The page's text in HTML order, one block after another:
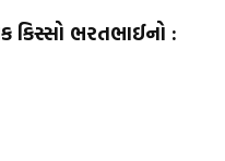
ભરતભાઈનો :